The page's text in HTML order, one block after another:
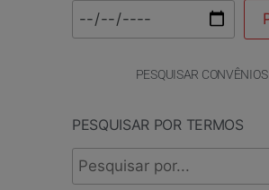
PESQUISAR CONVÊNIOS
PESQUISAR POR TERMOS